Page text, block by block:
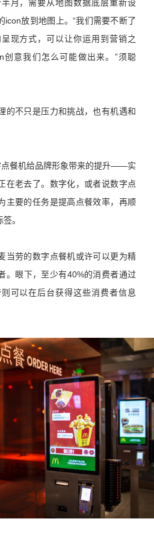
月，需要从地图数据底层重新设
icon放到地图上。“我们需要不断了
现方式，可以让你运用到营销之
创意我们怎么可能做出来。”须聪
的不只是压力和挑战，也有机遇和
点餐机给品牌形象带来的提升——实
在老去了。数字化，或者说数字点
主要的任务是提高点餐效率，再顺
。
当劳的数字点餐机或许可以更为精
。眼下，至少有40%的消费者通过
可以在后台获得这些消费者信息